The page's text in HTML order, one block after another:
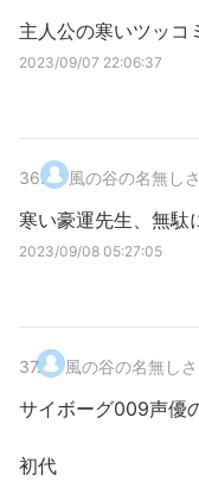
主人公の寒いツッコ
2023/09/07 22:06:37
36. 風の谷の名無し
寒い豪運先生、無駄
2023/09/08 05:27:05
37. 風の谷の名無し
サイボーグ009声優
初代